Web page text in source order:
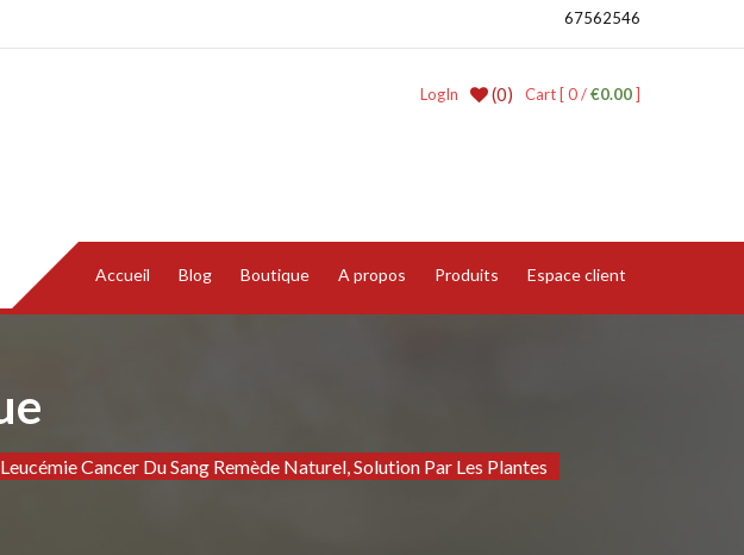
67562546
Cart [ 0 /€0.00]
(0)
LogIn
Accueil Blog Boutique A propos Produits Espace client
Cancer Du Sang Remède Naturel, Solution Par Les Plantes